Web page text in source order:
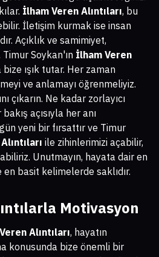
İlham Veren Alıntıları, bu
İletişim kurmak ise insan
Açıklık ve samimiyet,
Soykan'ın İlham Veren
ışık tutar. Her zaman
ve anlamayı öğrenmeliyiz.
çıkarın. Ne kadar zorlayıcı
açısıyla her anı
yeni bir fırsattır ve Timur
ile zihinlerimizi açabilir,
Unutmayın, hayata dair en
basit kelimelerde saklıdır.
Motivasyon
Alıntıları, hayatın
konusunda bize önemli bir